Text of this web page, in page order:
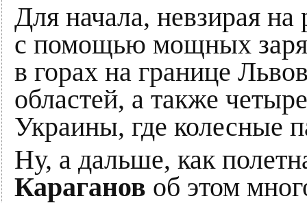
Для начала, невзирая
с помощью мощных
в горах на границе
областей, а также
Украины, где колесные
Ну, а дальше, как
Караганов об этом